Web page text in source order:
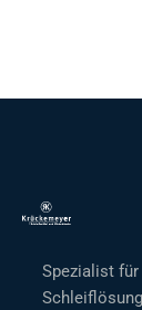
Spezialist für